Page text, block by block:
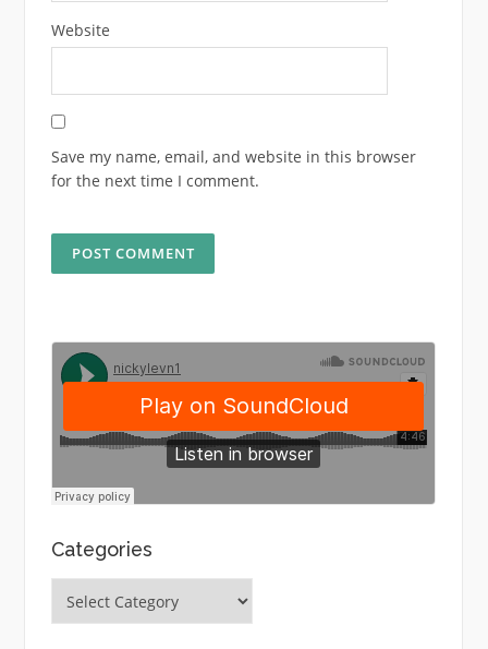
Website
Save my name, email, and website in this browser
for the next time I comment.
Categories